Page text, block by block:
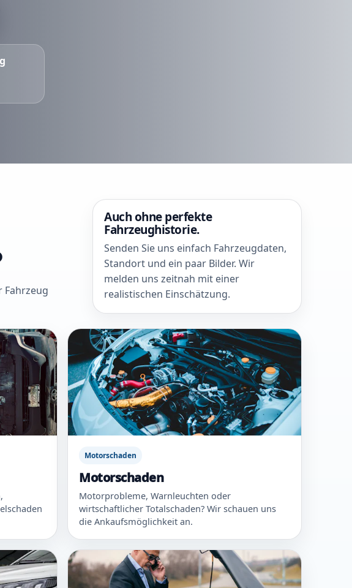
Auch ohne perfekte
Fahrzeughistorie.
Senden Sie uns einfach Fahrzeugdaten,
Standort und ein paar Bilder. Wir
melden uns zeitnah mit einer
realistischen Einschätzung.
Motorschaden
Motorschaden
Motorprobleme, Warnleuchten oder
wirtschaftlicher Totalschaden? Wir schauen uns
die Ankaufsmöglichkeit an.